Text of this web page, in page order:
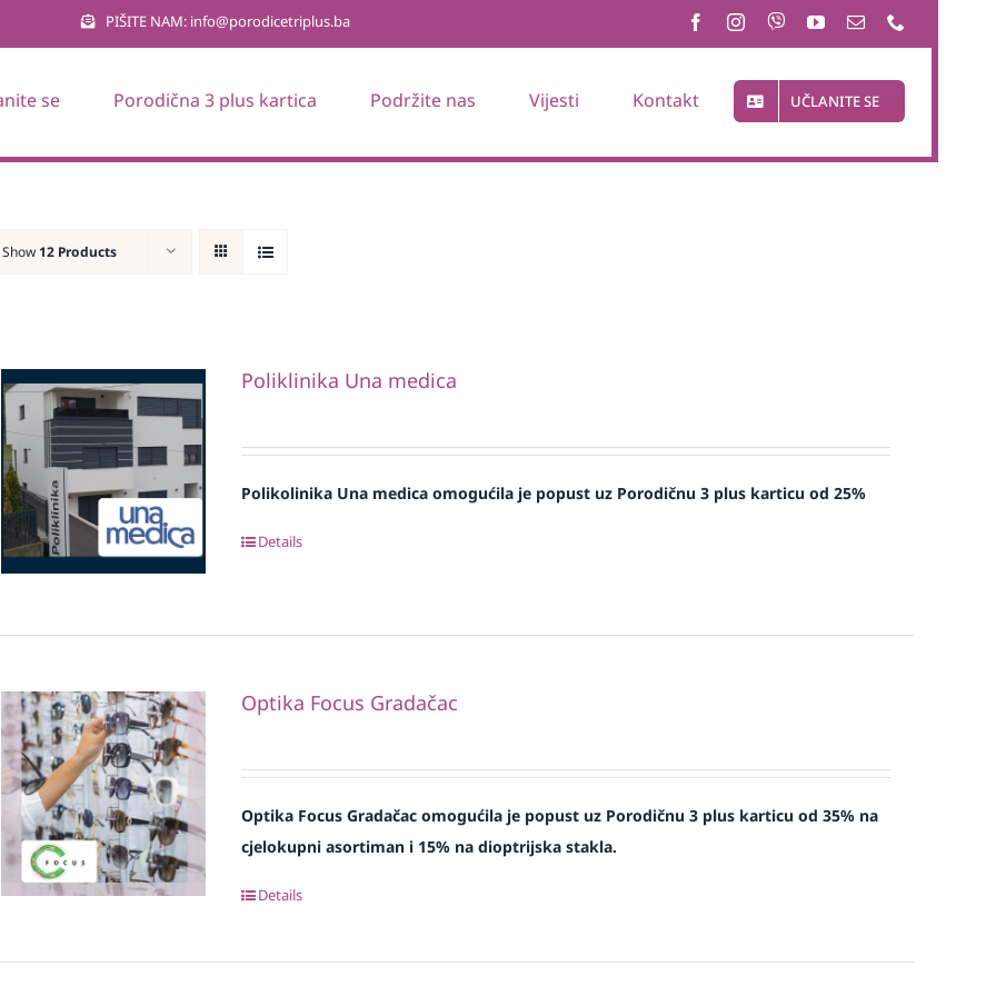
PIŠITE NAM: info@porodicetriplus.ba
se Porodična 3 plus kartica Podržite nas Vijesti Kontakt UČLANITE SE
Show 12 Products
Poliklinika Una medica
Polikolinika Una medica omogućila je popust uz Porodičnu 3 plus karticu od 25%
Details
Optika Focus Gradačac
Optika Focus Gradačac omogućila je popust uz Porodičnu 3 plus karticu od 35% na
cjelokupni asortiman i 15% na dioptrijska stakla.
Details